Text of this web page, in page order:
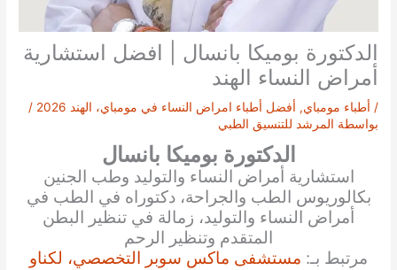
الدكتورة بوميكا بانسال | افضل استشارية
أمراض النساء الهند
/ أطباء مومباي, أفضل أطباء امراض النساء في مومباي، الهند 2026
/
بواسطة المرشد للتنسيق الطبي
الدكتورة بوميكا بانسال
استشارية أمراض النساء والتوليد وطب الجنين
بكالوريوس الطب والجراحة، دكتوراه في الطب في
أمراض النساء والتوليد، زمالة في تنظير البطن
المتقدم وتنظير الرحم
مرتبط بـ: مستشفى ماكس سوبر التخصصي، لكناو